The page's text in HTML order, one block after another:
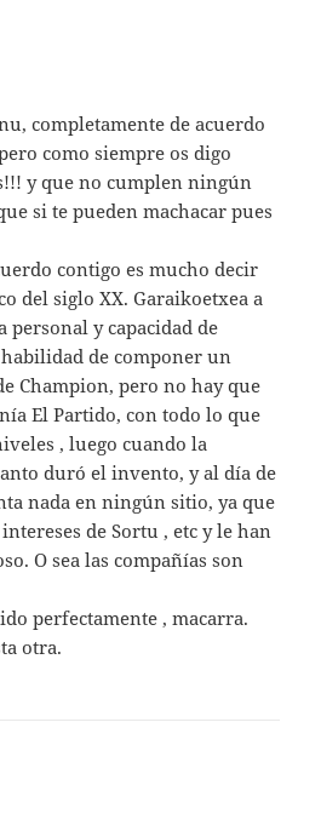
completamente de acuerdo
como siempre os digo
y que no cumplen ningún
si te pueden machacar pues
contigo es mucho decir
del siglo XX. Garaikoetxea a
personal y capacidad de
de componer un
Champion, pero no hay que
El Partido, con todo lo que
, luego cuando la
duró el invento, y al día de
nada en ningún sitio, ya que
de Sortu , etc y le han
O sea las compañías son
perfectamente , macarra.
otra.